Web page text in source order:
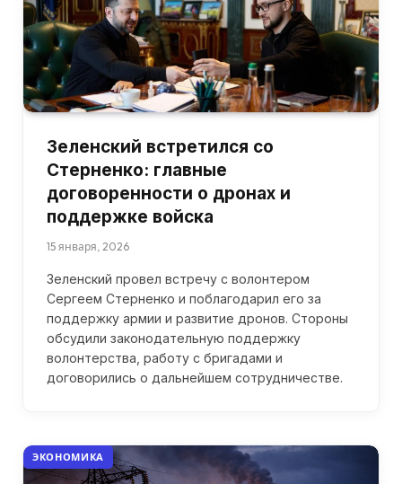
Зеленский встретился со
Стерненко: главные
договоренности о дронах и
поддержке войска
15 января, 2026
Зеленский провел встречу с волонтером
Сергеем Стерненко и поблагодарил его за
поддержку армии и развитие дронов. Стороны
обсудили законодательную поддержку
волонтерства, работу с бригадами и
договорились о дальнейшем сотрудничестве.
ЭКОНОМИКА